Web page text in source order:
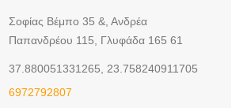
Σοφίας Βέμπο 35 &, Ανδρέα
Παπανδρέου 115, Γλυφάδα 165 61
37.880051331265, 23.758240911705
6972792807